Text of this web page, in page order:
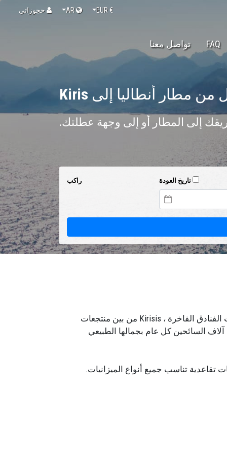
حجوزاتي AR €
EUR
FAQ تواصل معنا
من مطار أنطاليا إلى Kiris
إلى المطار أو إلى وجهة عطلتك.
تاريخ العودة راكب
كيريس ، التي تبعد 5 كم عن كيمير ، يغمرها السياح المحليون والأجانب ، خاصة في أشهر الصيف. موطن لعشرات الفنادق الفاخرة ، Kirisis من بين منتجعات
السائحين كل عام بجمالها الطبيعي
اللغات ، ستتمكن من الوصول بسهولة إلى
وسيارات كيريس بين المدن أيضًا.